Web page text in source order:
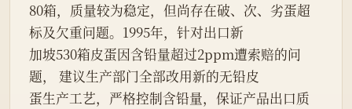
80箱，质量较为稳定，但尚存在破、次、劣蛋超
标及欠重问题。1995年，针对出口新
加坡530箱皮蛋因含铅量超过2ppm遭索赔的问
题， 建议生产部门全部改用新的无铅皮
蛋生产工艺，严格控制含铅量，保证产品出口质